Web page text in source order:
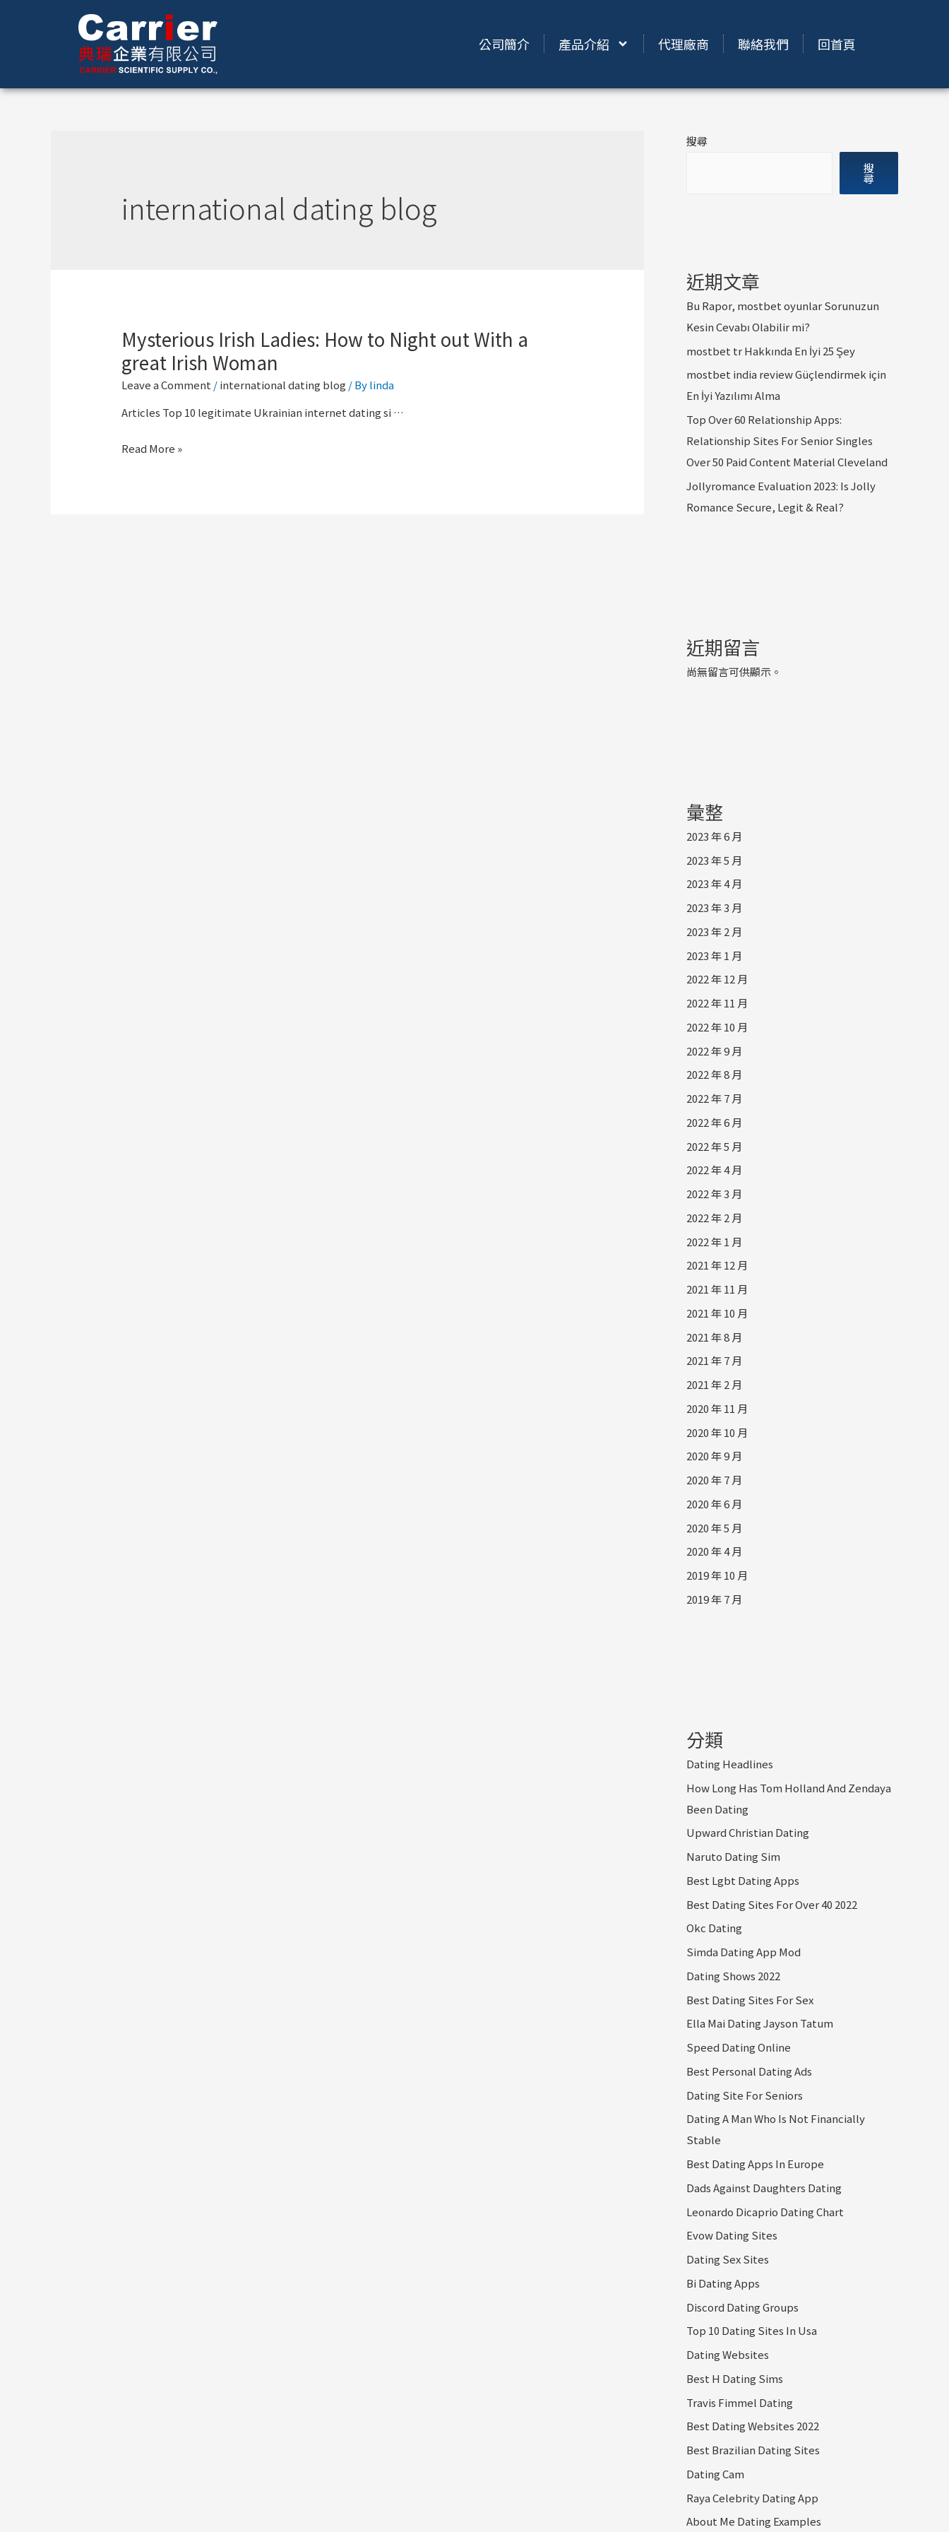
公司簡介 產品介紹 代理廠商 聯絡我們 回首頁
international dating blog
Mysterious Irish Ladies: How to Night out With a
great Irish Woman
Leave a Comment /international dating blog / Bylinda
Articles Top 10 legitimate Ukrainian internet dating si …
Read More »
搜尋
搜
尋
近期文章
Bu Rapor, mostbet oyunlar Sorunuzun
Kesin Cevabı Olabilir mi?
mostbet tr Hakkında En İyi 25 Şey
mostbet india review Güçlendirmek için
En İyi Yazılımı Alma
Top Over 60 Relationship Apps:
Relationship Sites For Senior Singles
Over 50 Paid Content Material Cleveland
Jollyromance Evaluation 2023: Is Jolly
Romance Secure, Legit & Real?
近期留言
尚無留言可供顯示。
彙整
2023 年 6 月
2023 年 5 月
2023 年 4 月
2023 年 3 月
2023 年 2 月
2023 年 1 月
2022 年 12 月
2022 年 11 月
2022 年 10 月
2022 年 9 月
2022 年 8 月
2022 年 7 月
2022 年 6 月
2022 年 5 月
2022 年 4 月
2022 年 3 月
2022 年 2 月
2022 年 1 月
2021 年 12 月
2021 年 11 月
2021 年 10 月
2021 年 8 月
2021 年 7 月
2021 年 2 月
2020 年 11 月
2020 年 10 月
2020 年 9 月
2020 年 7 月
2020 年 6 月
2020 年 5 月
2020 年 4 月
2019 年 10 月
2019 年 7 月
分類
Dating Headlines
How Long Has Tom Holland And Zendaya
Been Dating
Upward Christian Dating
Naruto Dating Sim
Best Lgbt Dating Apps
Best Dating Sites For Over 40 2022
Okc Dating
Simda Dating App Mod
Dating Shows 2022
Best Dating Sites For Sex
Ella Mai Dating Jayson Tatum
Speed Dating Online
Best Personal Dating Ads
Dating Site For Seniors
Dating A Man Who Is Not Financially
Stable
Best Dating Apps In Europe
Dads Against Daughters Dating
Leonardo Dicaprio Dating Chart
Evow Dating Sites
Dating Sex Sites
Bi Dating Apps
Discord Dating Groups
Top 10 Dating Sites In Usa
Dating Websites
Best H Dating Sims
Travis Fimmel Dating
Best Dating Websites 2022
Best Brazilian Dating Sites
Dating Cam
Raya Celebrity Dating App
About Me Dating Examples